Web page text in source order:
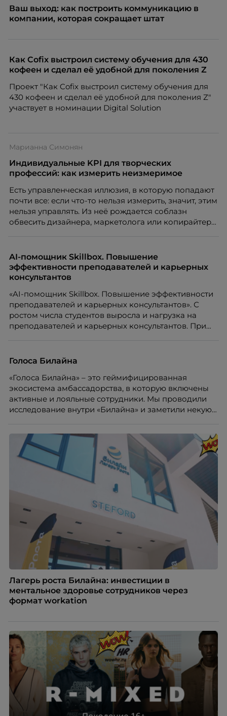
Ваш выход: как построить коммуникацию в
компании, которая сокращает штат
Как Cofix выстроил систему обучения для 430
кофеен и сделал её удобной для поколения Z
Проект "Как Cofix выстроил систему обучения для
430 кофеен и сделал её удобной для поколения Z"
участвует в номинации Digital Solution
Марианна Симонян
Индивидуальные KPI для творческих
профессий: как измерить неизмеримое
Есть управленческая иллюзия, в которую попадают
почти все: если что-то нельзя измерить, значит, этим
нельзя управлять. Из неё рождается соблазн
обвесить дизайнера, маркетолога или копирайтера
Проблема в том, что так мы измеряем не ценность,
а движение. А творческая работа — это тот редкий
случай, где движение и результат могут не
AI-помощник Skillbox. Повышение
эффективности преподавателей и карьерных
консультантов
«AI-помощник Skillbox. Повышение эффективности
преподавателей и карьерных консультантов». С
ростом числа студентов выросла и нагрузка на
преподавателей и карьерных консультантов. При
повысить эффективность сотрудников, ускорить
масштабироваться без роста команды. Так и
появился AI-помощник, встроенный в платформу
Skillbox.
Голоса Билайна
«Голоса Билайна» – это геймифицированная
экосистема амбассадорства, в которую включены
активные и лояльные сотрудники. Мы проводили
исследование внутри «Билайна» и заметили некую
благодарности и публичного признания.
Лагерь роста Билайна: инвестиции в
ментальное здоровье сотрудников через
формат workation